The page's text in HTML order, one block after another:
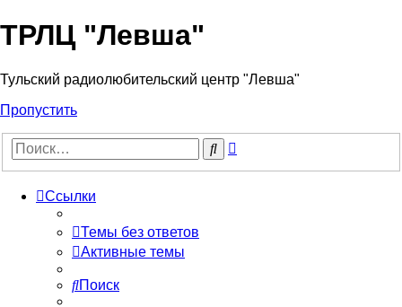
ТРЛЦ "Левша"
Тульский радиолюбительский центр "Левша"
Пропустить
Поиск
Ссылки
Темы без ответов
Активные темы
Поиск